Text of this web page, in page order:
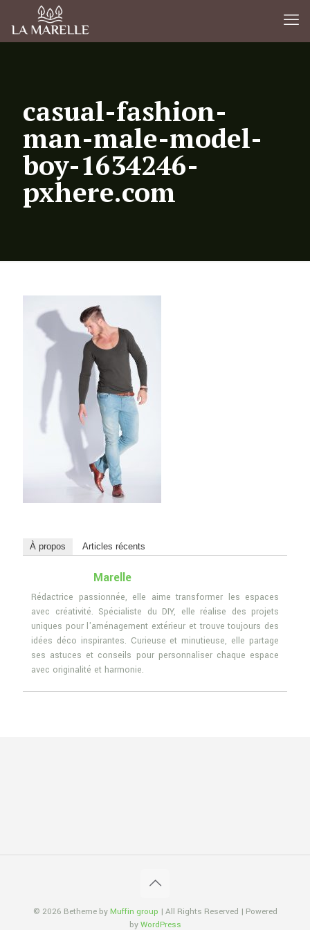
casual-fashion-
man-male-model-
boy-1634246-
pxhere.com
À propos Articles récents
Marelle
Rédactrice passionnée, elle aime transformer les espaces
avec créativité. Spécialiste du DIY, elle réalise des projets
uniques pour l'aménagement extérieur et trouve toujours des
idées déco inspirantes. Curieuse et minutieuse, elle partage
ses astuces et conseils pour personnaliser chaque espace
avec originalité et harmonie.
© 2026 Betheme byMuffin group | All Rights Reserved | Powered
byWordPress